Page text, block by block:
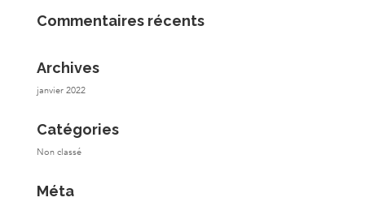
Commentaires récents
Archives
janvier 2022
Catégories
Non classé
Méta